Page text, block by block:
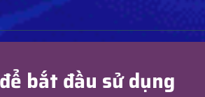
bắt đầu sử dụng